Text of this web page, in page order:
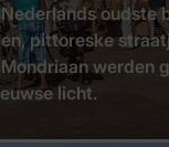
oudste
pittoreske
werden
licht.